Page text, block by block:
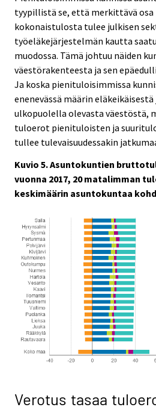
tyypillistä se, että merkittävä osa
kokonaistulosta tulee julkisen
työeläkejärjestelmän kautta
muodossa. Tämä johtuu näiden
väestörakenteesta ja sen
Ja koska pienituloisimmissa
enenevässä määrin
ulkopuolella olevasta väestöstä,
tuloerot pienituloisten ja
tullee tulevaisuudessakin
Kuvio 5. Asuntokuntien
vuonna 2017, 20 matalimman
keskimäärin asuntokuntaa
Verotus tasaa